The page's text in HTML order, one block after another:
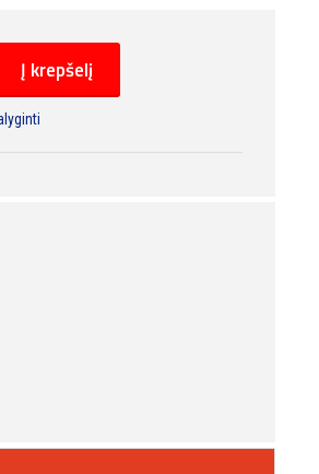
Į krepšelį